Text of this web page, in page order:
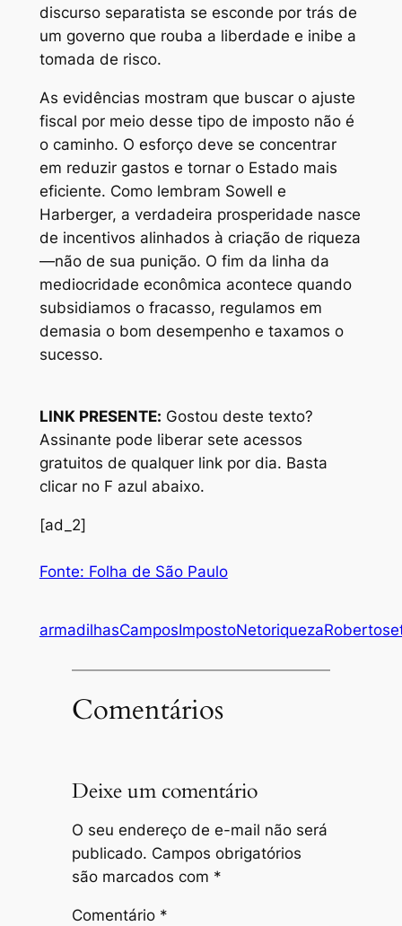
discurso separatista se esconde por trás de
um governo que rouba a liberdade e inibe a
tomada de risco.
As evidências mostram que buscar o ajuste
fiscal por meio desse tipo de imposto não é
o caminho. O esforço deve se concentrar
em reduzir gastos e tornar o Estado mais
eficiente. Como lembram Sowell e
Harberger, a verdadeira prosperidade nasce
de incentivos alinhados à criação de riqueza
—não de sua punição. O fim da linha da
mediocridade econômica acontece quando
subsidiamos o fracasso, regulamos em
demasia o bom desempenho e taxamos o
sucesso.
LINK PRESENTE: Gostou deste texto?
Assinante pode liberar sete acessos
gratuitos de qualquer link por dia. Basta
clicar no F azul abaixo.
[ad_2]
Fonte: Folha de São Paulo
armadilhasCamposImpostoNetoriquezaRoberto
Comentários
Deixe um comentário
O seu endereço de e-mail não será
publicado. Campos obrigatórios
são marcados com *
Comentário *